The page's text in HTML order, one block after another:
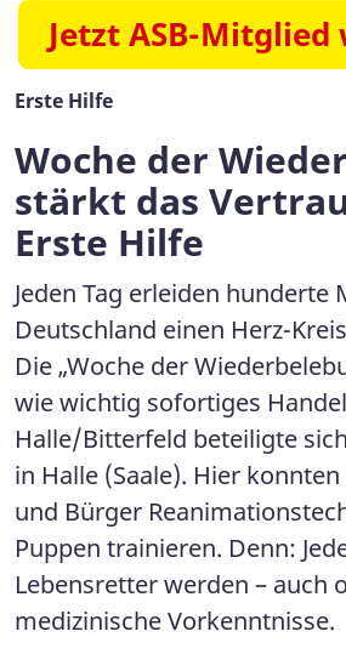
Jetzt ASB-Mitglied
Erste Hilfe
Woche der
stärkt das
Erste Hilfe
Jeden Tag erleiden hunderte
Deutschland einen Herz-
Die „Woche der
wie wichtig sofortiges
Halle/Bitterfeld beteiligte
in Halle (Saale). Hier
und Bürger
Puppen trainieren. Denn:
Lebensretter werden – auch
medizinische Vorkenntnisse.